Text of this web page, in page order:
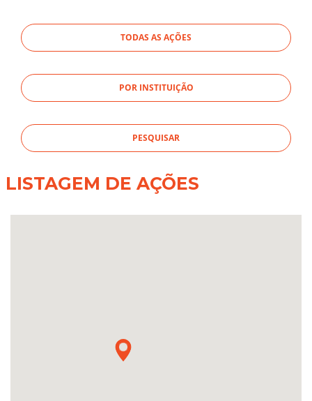
TODAS AS AÇÕES
POR INSTITUIÇÃO
LISTAGEM DE AÇÕES